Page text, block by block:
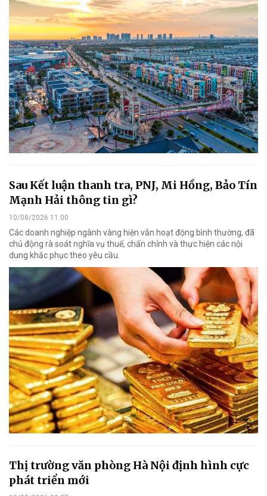
Sau Kết luận thanh tra, PNJ, Mi Hồng, Bảo Tín
Mạnh Hải thông tin gì?
10/08/2026 11:00
Các doanh nghiệp ngành vàng hiện vẫn hoạt động bình thường, đã
chủ động rà soát nghĩa vụ thuế, chấn chỉnh và thực hiện các nội
dung khắc phục theo yêu cầu.
Thị trường văn phòng Hà Nội định hình cực
phát triển mới